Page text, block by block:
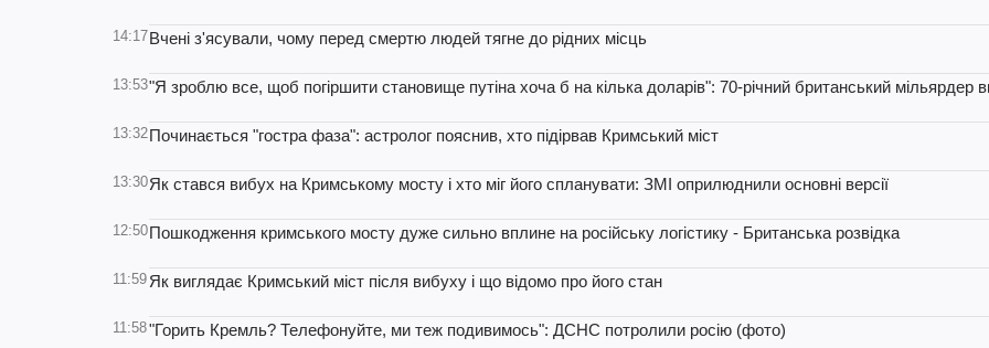
14:17Вчені з'ясували, чому перед смертю людей тягне до рідних місць
13:53"Я зроблю все, щоб погіршити становище путіна хоча б на кілька доларів": 70-річний британський
13:32Починається "гостра фаза": астролог пояснив, хто підірвав Кримський міст
13:30Як стався вибух на Кримському мосту і хто міг його спланувати: ЗМІ оприлюднили основні версії
12:50Пошкодження кримського мосту дуже сильно вплине на російську логістику - Британська розвідка
11:59 Як виглядає Кримський міст після вибуху і що відомо про його стан
11:58"Горить Кремль? Телефонуйте, ми теж подивимось": ДСНС потролили росію (фото)